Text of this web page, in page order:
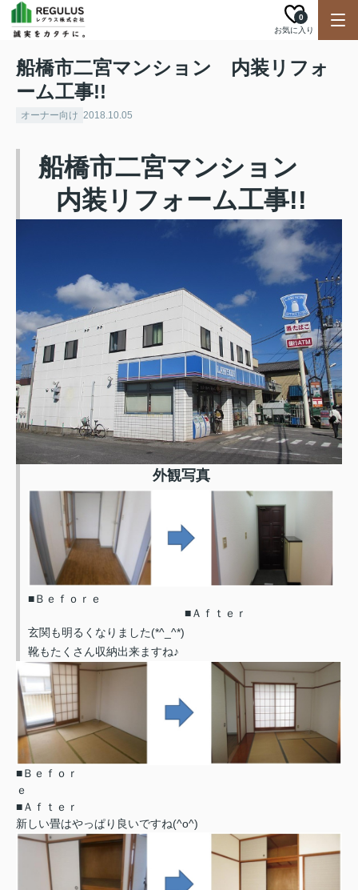
お気に入り
0
船橋市二宮マンション 内装リフォ
ーム工事!!
オーナー向け 2018.10.05
船橋市二宮マンション
内装リフォーム工事!!
外観写真
■Ｂｅｆｏｒｅ
■Ａｆｔｅｒ
玄関も明るくなりました(*^_^*)
靴もたくさん収納出来ますね♪
■Ｂｅｆｏｒ
■Ａｆｔｅｒ
新しい畳はやっぱり良いですね(^o^)